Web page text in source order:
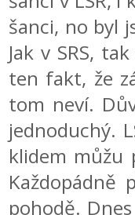
šanci, no byl
Jak v SRS,
ten fakt, že
tom neví.
jednoduchý.
klidem můžu
Každopádně
pohodě.